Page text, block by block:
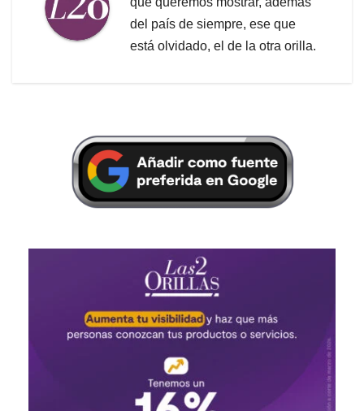
del país de siempre, ese que
está olvidado, el de la otra orilla.